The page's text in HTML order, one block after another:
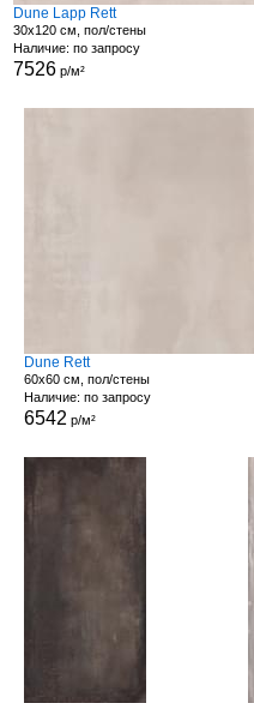
Dune Lapp Rett
30x120 см, пол/стены
Наличие: по запросу
7526р/м²
Dune Rett
60x60 см, пол/стены
Наличие: по запросу
6542 р/м²